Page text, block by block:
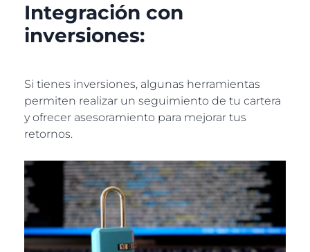
Integración con
inversiones:
Si tienes inversiones, algunas herramientas
permiten realizar un seguimiento de tu cartera
y ofrecer asesoramiento para mejorar tus
retornos.